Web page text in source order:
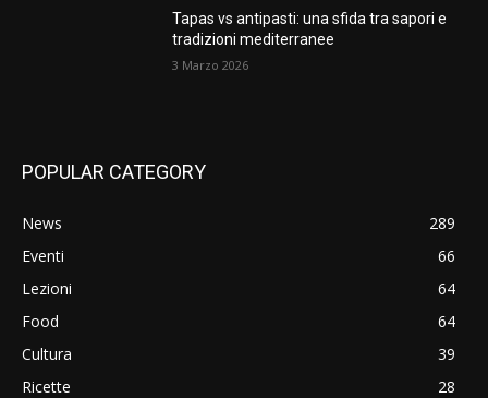
Tapas vs antipasti: una sfida tra sapori e
tradizioni mediterranee
3 Marzo 2026
POPULAR CATEGORY
News
289
Eventi
66
Lezioni
64
Food
64
Cultura
39
Ricette
28